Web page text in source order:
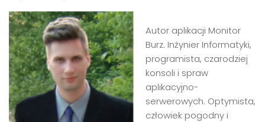
Autor aplikacji Monitor
Burz. Inżynier Informatyki,
programista, czarodziej
konsoli i spraw
aplikacyjno-
serwerowych. Optymista,
człowiek pogodny i